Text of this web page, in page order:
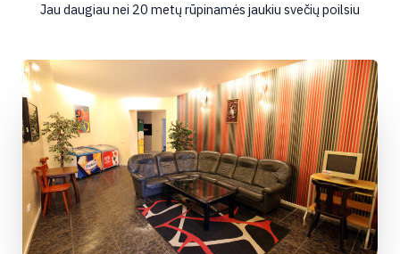
Jau daugiau nei 20 metų rūpinamės jaukiu svečių poilsiu